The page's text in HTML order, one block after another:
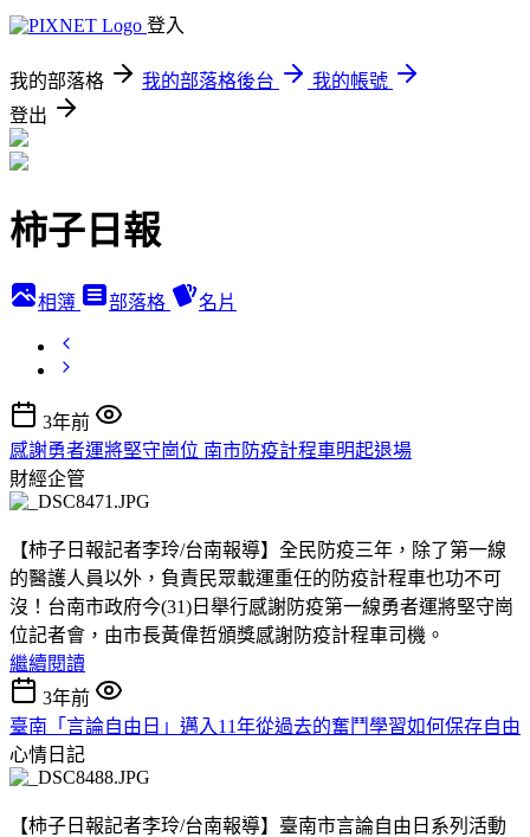
登入
我的部落格 我的部落格後台
我的帳號
登出
柿子日報
相簿 部落格 名片
3年前
感謝勇者運將堅守崗位 南市防疫計程車明起退場
財經企管
【柿子日報記者李玲/台南報導】全民防疫三年，除了第一線
的醫護人員以外，負責民眾載運重任的防疫計程車也功不可
沒！台南市政府今(31)日舉行感謝防疫第一線勇者運將堅守崗
位記者會，由市長黃偉哲頒獎感謝防疫計程車司機。
繼續閱讀
3年前
臺南「言論自由日」邁入11年從過去的奮鬥學習如何保存自由
心情日記
【柿子日報記者李玲/台南報導】臺南市言論自由日系列活動